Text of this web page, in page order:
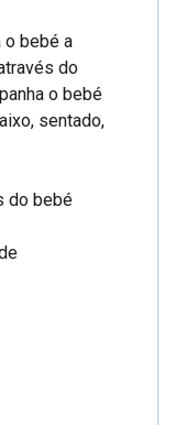
o bebé a
do
o bebé
sentado,
do bebé